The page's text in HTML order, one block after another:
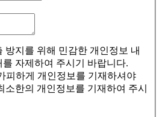
지를 위해 민감한 개인정보 내
자제하여 주시기 바랍니다.
피하게 개인정보를 기재하셔야
소한의 개인정보를 기재하여 주시